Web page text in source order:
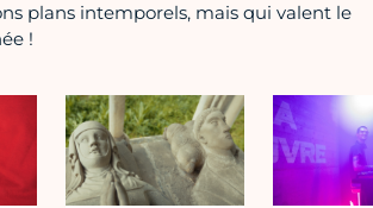
plans intemporels, mais qui valent le
!